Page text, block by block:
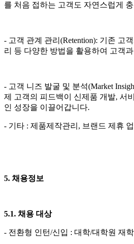
를 처음 접하는 고객도 자연스럽게
- 고객 관계 관리(Retention): 기존 고
리 등 다양한 방법을 활용하여 고객
- 고객 니즈 발굴 및 분석(Market
제 고객의 피드백이 신제품 개발, 서
인 성장을 이끌어갑니다.
- 기타 : 제품제작관리, 브랜드 제휴
5. 채용정보
5.1. 채용 대상
- 전환형 인턴/신입 : 대학/대학원 재